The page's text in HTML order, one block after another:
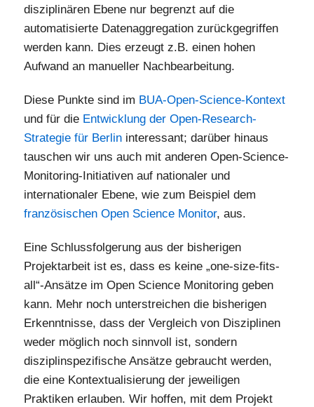
disziplinären Ebene nur begrenzt auf die
automatisierte Datenaggregation zurückgegriffen
werden kann. Dies erzeugt z.B. einen hohen
Aufwand an manueller Nachbearbeitung.
Diese Punkte sind im BUA-Open-Science-Kontext
und für die Entwicklung der Open-Research-
Strategie für Berlin interessant; darüber hinaus
tauschen wir uns auch mit anderen Open-Science-
Monitoring-Initiativen auf nationaler und
internationaler Ebene, wie zum Beispiel dem
französischen Open Science Monitor, aus.
Eine Schlussfolgerung aus der bisherigen
Projektarbeit ist es, dass es keine „one-size-fits-
all“-Ansätze im Open Science Monitoring geben
kann. Mehr noch unterstreichen die bisherigen
Erkenntnisse, dass der Vergleich von Disziplinen
weder möglich noch sinnvoll ist, sondern
disziplinspezifische Ansätze gebraucht werden,
die eine Kontextualisierung der jeweiligen
Praktiken erlauben. Wir hoffen, mit dem Projekt